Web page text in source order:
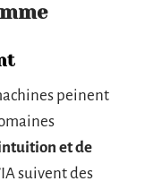
peinent
et de
suivent des